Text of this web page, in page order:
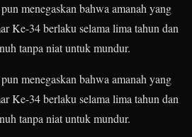
menegaskan bahwa amanah yang
Ke-34 berlaku selama lima tahun dan
tanpa niat untuk mundur.
menegaskan bahwa amanah yang
Ke-34 berlaku selama lima tahun dan
tanpa niat untuk mundur.